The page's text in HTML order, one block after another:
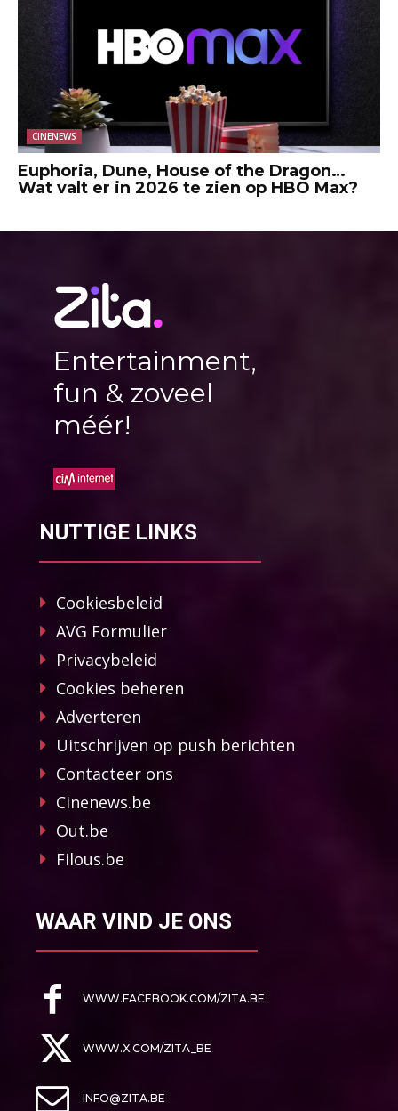
CINENEWS
Euphoria, Dune, House of the Dragon…
Wat valt er in 2026 te zien op HBO Max?
Entertainment,
fun & zoveel
méér!
NUTTIGE LINKS
Cookiesbeleid
AVG Formulier
Privacybeleid
Cookies beheren
Adverteren
Uitschrijven op push berichten
Contacteer ons
Cinenews.be
Out.be
Filous.be
WAAR VIND JE ONS
WWW.FACEBOOK.COM/ZITA.BE
WWW.X.COM/ZITA_BE
INFO@ZITA.BE